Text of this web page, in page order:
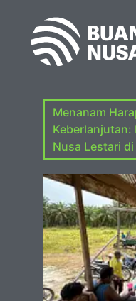
Menanam
Keberlanjutan:
Nusa Lestari